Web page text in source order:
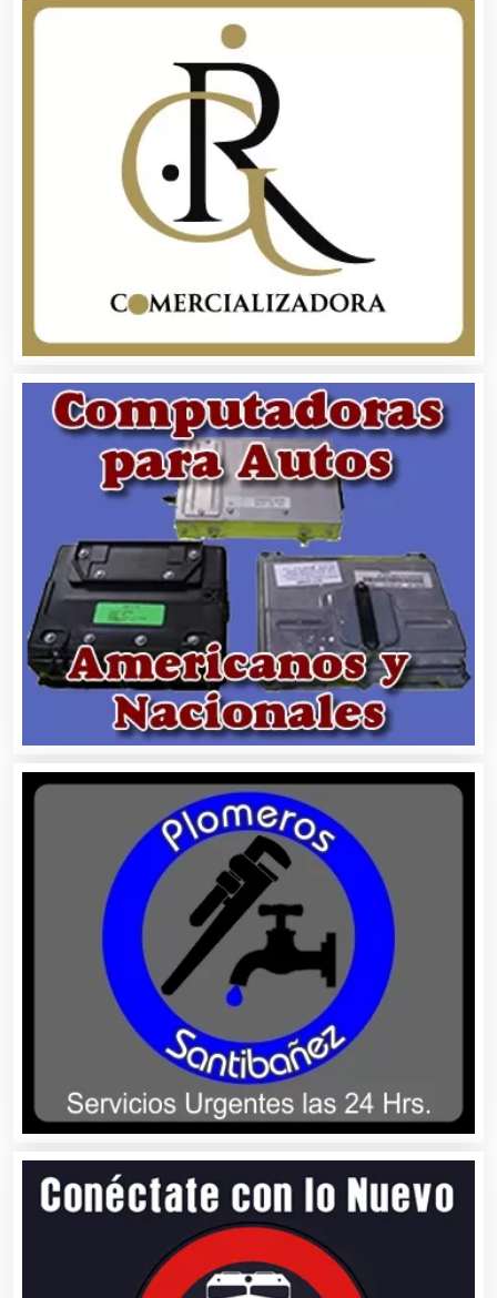
Cafeterías
Cajas de Ahorro
Cámaras de Comercio
Camiones para Fletes
Cancelería de Aluminio
Capacitación
Carnicerías
Carpinterías
Centros Comerciales
Centros de Espectáculos
Centros de Nutrición
Centros Turísticos
Cerrajerías
Cibercafés
Clínicas de Belleza
Clínicas de Rehabilitación